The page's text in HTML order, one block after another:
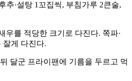
추·설탕 1꼬집씩, 부침가루 2큰술,
우를 적당한 크기로 다진다. 쪽파·
잘게 다진다.
달군 프라이팬에 기름을 두르고 먹